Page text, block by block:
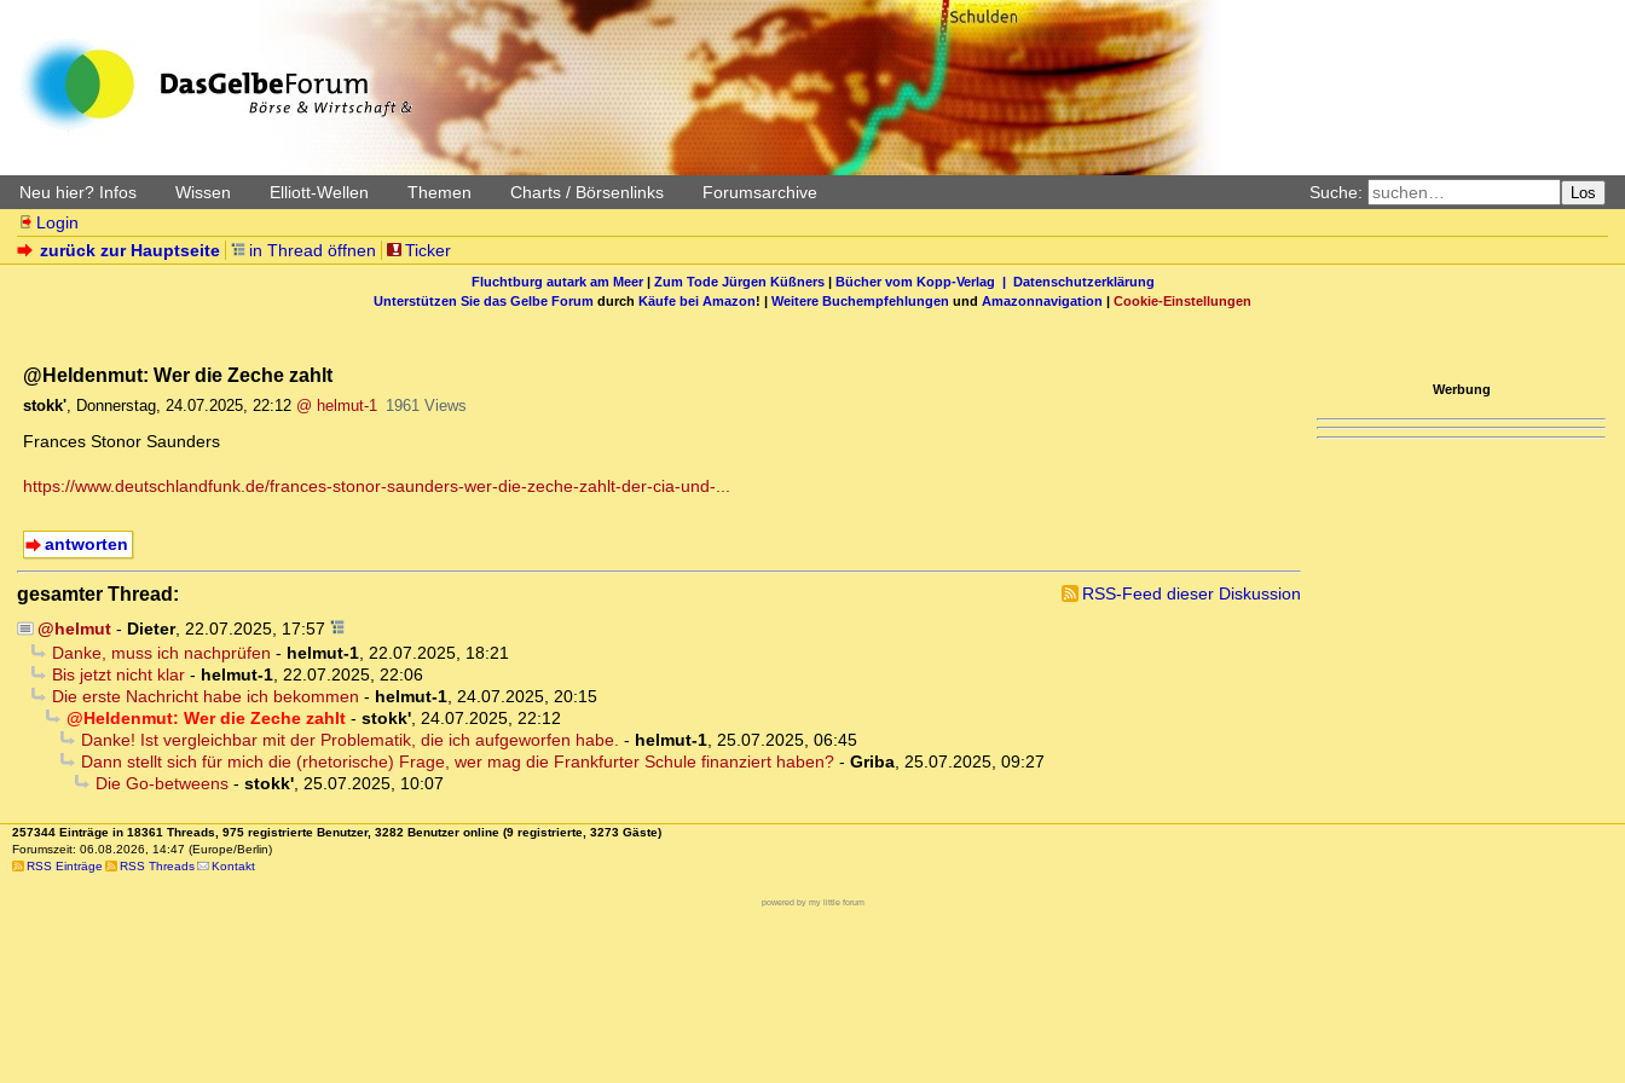
Neu hier? Infos Wissen Elliott-Wellen Themen Charts / Börsenlinks Forumsarchive Suche: Los
Login
zurück zur Hauptseite
in Thread öffnen Ticker
Fluchtburg autark am Meer| Zum Tode Jürgen Küßners| Bücher vom Kopp-Verlag | Datenschutzerklärung
Unterstützen Sie das Gelbe Forum durch Käufe bei Amazon! | Weitere Buchempfehlungen und Amazonnavigation | Cookie-Einstellungen
@Heldenmut: Wer die Zeche zahlt
stokk', Donnerstag, 24.07.2025, 22:12 @ helmut-1 1961 Views
Frances Stonor Saunders
https://www.deutschlandfunk.de/frances-stonor-saunders-wer-die-zeche-zahlt-der-cia-und-...
antworten
gesamter Thread:
RSS-Feed dieser Diskussion
@helmut- Dieter, 22.07.2025, 17:57
Danke, muss ich nachprüfen - helmut-1, 22.07.2025, 18:21
Bis jetzt nicht klar- helmut-1, 22.07.2025, 22:06
Die erste Nachricht habe ich bekommen - helmut-1, 24.07.2025, 20:15
@Heldenmut: Wer die Zeche zahlt- stokk', 24.07.2025, 22:12
Danke! Ist vergleichbar mit der Problematik, die ich aufgeworfen habe. - helmut-1, 25.07.2025, 06:45
Dann stellt sich für mich die (rhetorische) Frage, wer mag die Frankfurter Schule finanziert haben?- Griba, 25.07.2025, 09:27
Die Go-betweens- stokk', 25.07.2025, 10:07
Werbung
257344 Einträge in 18361 Threads, 975 registrierte Benutzer, 3282 Benutzer online (9 registrierte, 3273 Gäste)
Forumszeit: 06.08.2026, 14:47 (Europe/Berlin)
RSS Einträge
RSS Threads Kontakt
powered by my little forum